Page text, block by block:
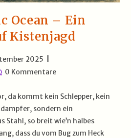
Ocean – Ein
Kistenjagd
2025
0 Kommentare
da kommt kein Schlepper, kein
sondern ein
Stahl, so breit wie’n halbes
dass du vom Bug zum Heck